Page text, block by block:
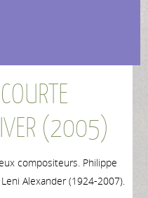
(2005)
compositeurs. Philippe
Alexander (1924-2007).